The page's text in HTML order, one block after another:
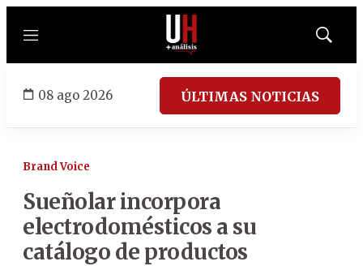
Menú
Mostrar
08 ago 2026 ÚLTIMAS NOTICIAS
Brand Voice
Sueñolar incorpora
electrodomésticos a su
catálogo de productos